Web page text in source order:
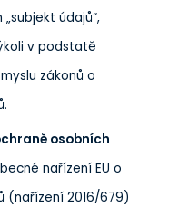
údajů“,
v podstatě
zákonů o
osobních
nařízení EU o
(nařízení 2016/679)